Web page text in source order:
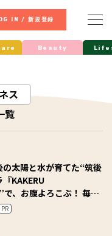
IN / 新規登録
Beauty
ス
覧
の太陽と水が育てた“筑後
KAKERU
で、お腹よろこぶ！ 毎日
理想の腸活習慣を作ろ
PR